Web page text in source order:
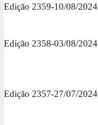
Edição 2359-10/08/2024
Edição 2358-03/08/2024
Edição 2357-27/07/2024